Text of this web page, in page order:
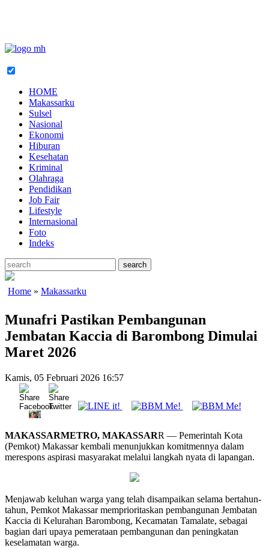
HOME
Makassarku
Sulsel
Nasional
Ekonomi
Hiburan
Kesehatan
Kriminal
Olahraga
Pendidikan
Job Fair
Lifestyle
Internasional
Foto
Indeks
Home » Makassarku
Munafri Pastikan Pembangunan
Jembatan Kaccia di Barombong Dimulai
Maret 2026
Kamis, 05 Februari 2026 16:57
MAKASSARMETRO, MAKASSARR — Pemerintah Kota
(Pemkot) Makassar kembali menunjukkan komitmennya dalam
merespons aspirasi masyarakat melalui langkah nyata di lapangan.
Menjawab keluhan warga yang telah disampaikan selama bertahun-
tahun, Pemkot Makassar memprioritaskan pembangunan Jembatan
Kaccia di Kelurahan Barombong, Kecamatan Tamalate, sebagai
bagian dari upaya pemerataan pembangunan dan peningkatan
keselamatan warga.